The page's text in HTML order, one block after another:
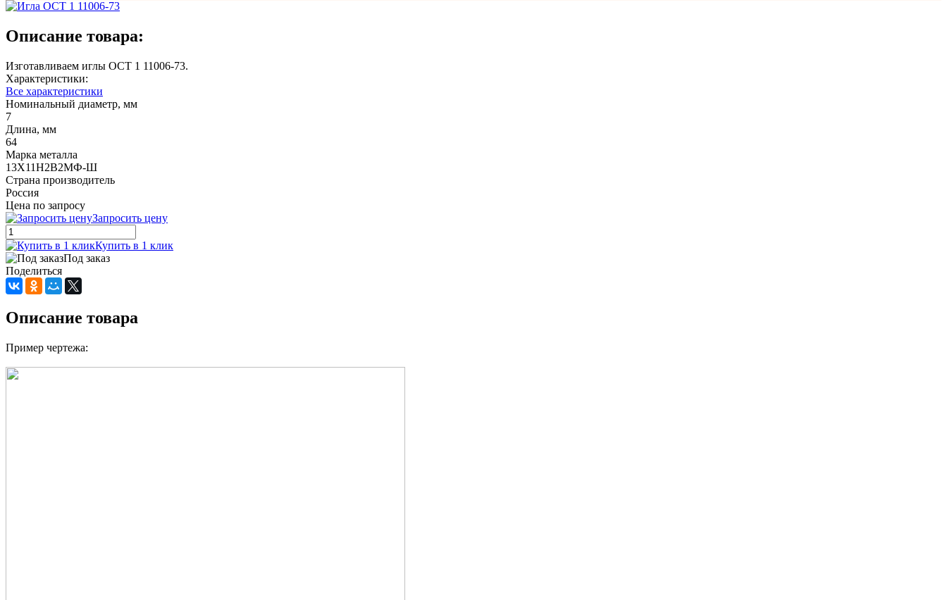
Описание товара:
Изготавливаем иглы ОСТ 1 11006-73.
Характеристики:
Все характеристики
Номинальный диаметр, мм
7
Длина, мм
64
Марка металла
13Х11Н2В2МФ-Ш
Страна производитель
Россия
Цена по запросу
Запросить цену
Купить в 1 клик
Под заказ
Поделиться
Описание товара
Пример чертежа: